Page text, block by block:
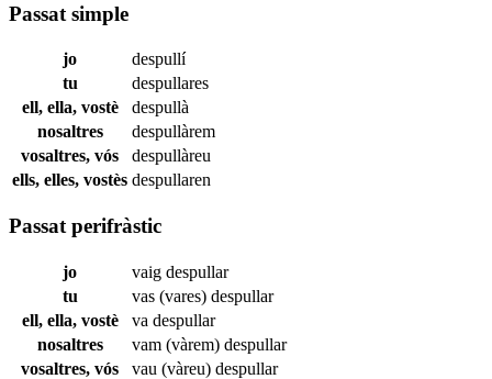
Passat simple
jo
despullí
tu
despullares
ell, ella, vostè
despullà
nosaltres
despullàrem
vosaltres, vós
despullàreu
ells, elles, vostès despullaren
Passat perifràstic
jo vaig despullar
tu
vas (vares) despullar
ell, ella, vostè
va despullar
nosaltres
vam (vàrem) despullar
vosaltres, vós
vau (vàreu) despullar